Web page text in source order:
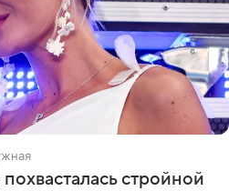
стройной